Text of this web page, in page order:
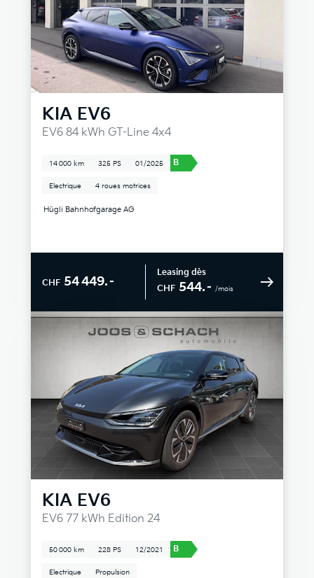
KIA EV6
EV6 84 kWh GT-Line 4x4
14 000 km 325 PS 01/2025 B
Electrique 4 roues motrices
Hügli Bahnhofgarage AG
CHF 54 449.–
Leasing dès
CHF 544.– /mois
KIA EV6
EV6 77 kWh Edition 24
50 000 km 228 PS 12/2021 B
Electrique Propulsion